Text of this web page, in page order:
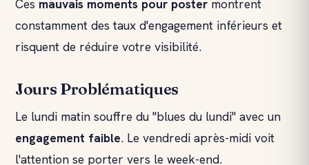
Ces mauvais moments pour poster montrent
constamment des taux d'engagement inférieurs et
risquent de réduire votre visibilité.
Jours Problématiques
Le lundi matin souffre du "blues du lundi" avec un
engagement faible. Le vendredi après-midi voit
l'attention se porter vers le week-end.